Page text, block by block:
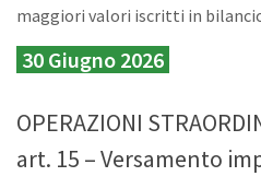
maggiori valori iscritti in
30 Giugno 2026
OPERAZIONI
art. 15 – Versamento